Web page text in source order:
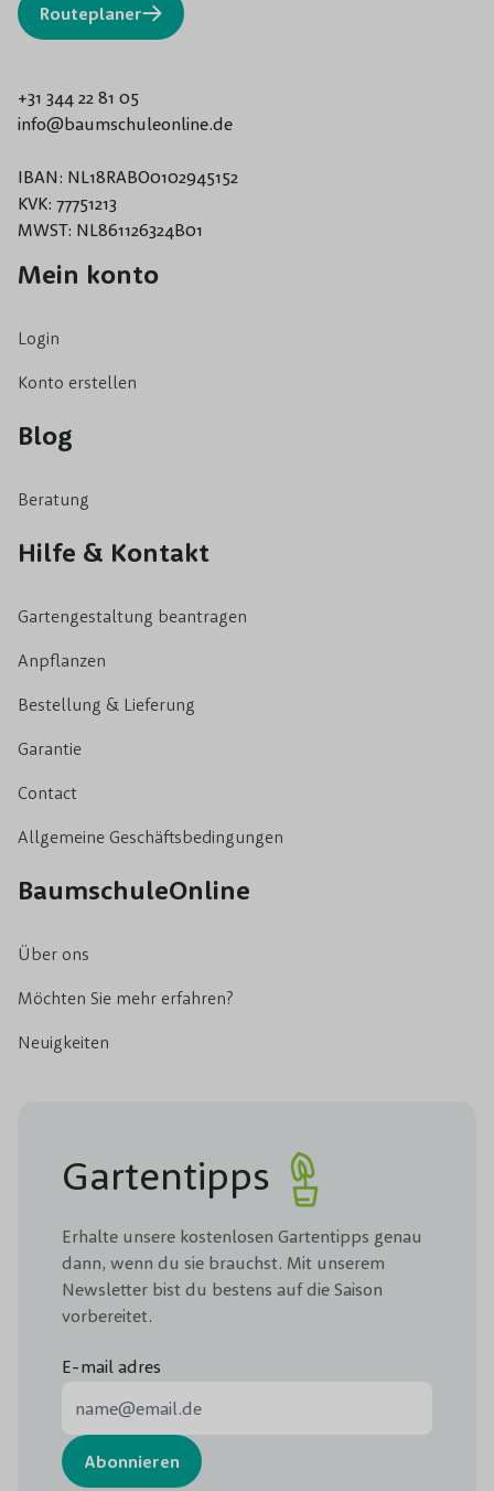
Routeplaner
+31 344 22 81 05
info@baumschuleonline.de
IBAN: NL18RABO0102945152
KVK: 77751213
MWST: NL861126324B01
Mein konto
Login
Konto erstellen
Blog
Beratung
Hilfe & Kontakt
Gartengestaltung beantragen
Anpflanzen
Bestellung & Lieferung
Garantie
Contact
Allgemeine Geschäftsbedingungen
BaumschuleOnline
Über ons
Möchten Sie mehr erfahren?
Neuigkeiten
Gartentipps
Erhalte unsere kostenlosen Gartentipps genau
dann, wenn du sie brauchst. Mit unserem
Newsletter bist du bestens auf die Saison
vorbereitet.
E-mail adres
Abonnieren